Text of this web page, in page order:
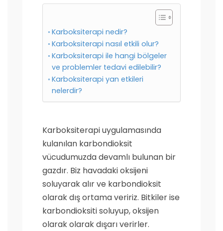
Karboksiterapi nedir?
Karboksiterapi nasıl etkili olur?
Karboksiterapi ile hangi bölgeler
ve problemler tedavi edilebilir?
Karboksiterapi yan etkileri
nelerdir?
Karboksiterapi uygulamasında
kulanılan karbondioksit
vücudumuzda devamlı bulunan bir
gazdır. Biz havadaki oksijeni
soluyarak alır ve karbondioksit
olarak dış ortama veririz. Bitkiler ise
karbondioksiti soluyup, oksijen
olarak olarak dışarı verirler.